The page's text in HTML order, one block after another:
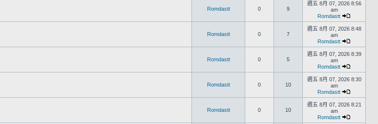
Romdastt 0 9
週五 8月 07, 2026 8:56
am
Romdastt
Romdastt 0 7
週五 8月 07, 2026 8:48
am
Romdastt
Romdastt 0 5
週五 8月 07, 2026 8:39
am
Romdastt
Romdastt 0 10
週五 8月 07, 2026 8:30
am
Romdastt
Romdastt 0 10
週五 8月 07, 2026 8:21
am
Romdastt